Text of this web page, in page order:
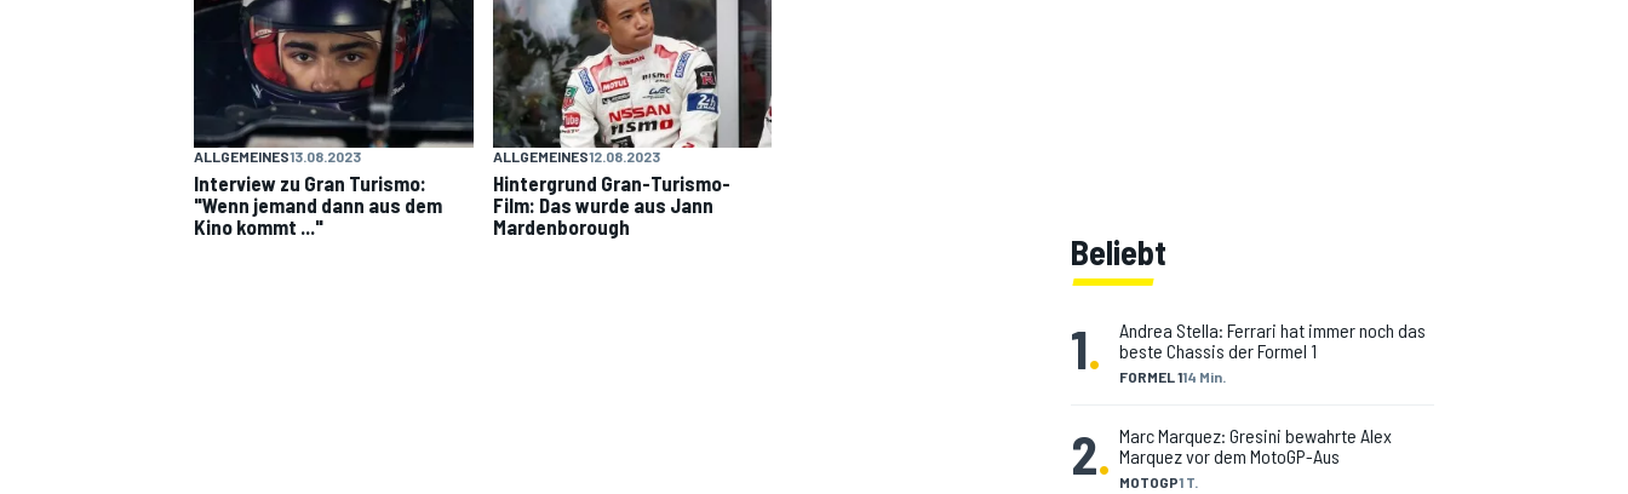
ALLGEMEINES13.08.2023
Interview zu Gran Turismo:
"Wenn jemand dann aus dem
Kino kommt ..."
ALLGEMEINES12.08.2023
Hintergrund Gran-Turismo-
Film: Das wurde aus Jann
Mardenborough
Beliebt
1. FORMEL 114 Min.
Andrea Stella: Ferrari hat immer noch das
beste Chassis der Formel 1
2. MOTOGP1 T.
Marc Marquez: Gresini bewahrte Alex
Marquez vor dem MotoGP-Aus